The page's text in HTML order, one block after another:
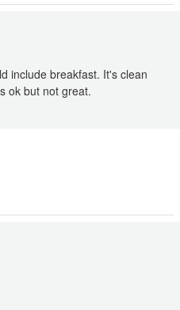
include breakfast. It's clean
ok but not great.